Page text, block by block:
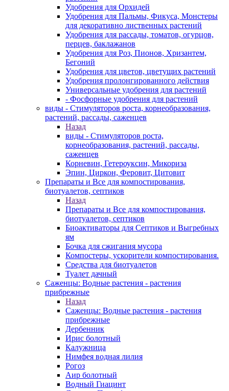
Удобрения для Орхидей
Удобрения для Пальмы, Фикуса, Монстеры
для декоративно лиственных растений
Удобрения для рассады, томатов, огурцов,
перцев, баклажанов
Удобрения для Роз, Пионов, Хризантем,
Бегоний
Удобрения для цветов, цветущих растений
Удобрения пролонгированного действия
Универсальные удобрения для растений
- Фосфорные удобрения для растений
виды - Стимуляторов роста, корнеобразования,
растений, рассады, саженцев
Назад
виды - Стимуляторов роста,
корнеобразования, растений, рассады,
саженцев
Корневин, Гетероуксин, Микориза
Эпин, Циркон, Феровит, Цитовит
Препараты и Все для компостирования,
биотуалетов, септиков
Назад
Препараты и Все для компостирования,
биотуалетов, септиков
Биоактиваторы для Септиков и Выгребных
ям
Бочка для сжигания мусора
Компостеры, ускорители компостирования.
Средства для биотуалетов
Туалет дачный
Саженцы: Водные растения - растения
прибрежные
Назад
Саженцы: Водные растения - растения
прибрежные
Дербенник
Ирис болотный
Калужница
Нимфея водная лилия
Рогоз
Аир болотный
Водный Гиацинт